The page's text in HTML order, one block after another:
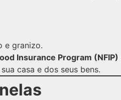
e granizo.
Insurance Program (NFIP)
casa e dos seus bens.